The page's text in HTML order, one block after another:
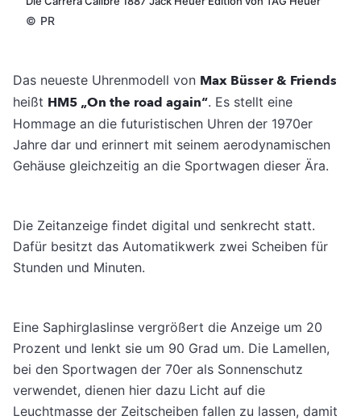
© PR
Das neueste Uhrenmodell von Max Büsser & Friends
heißt HM5 „On the road again“. Es stellt eine
Hommage an die futuristischen Uhren der 1970er
Jahre dar und erinnert mit seinem aerodynamischen
Gehäuse gleichzeitig an die Sportwagen dieser Ära.
Die Zeitanzeige findet digital und senkrecht statt.
Dafür besitzt das Automatikwerk zwei Scheiben für
Stunden und Minuten.
Eine Saphirglaslinse vergrößert die Anzeige um 20
Prozent und lenkt sie um 90 Grad um. Die Lamellen,
bei den Sportwagen der 70er als Sonnenschutz
verwendet, dienen hier dazu Licht auf die
Leuchtmasse der Zeitscheiben fallen zu lassen, damit